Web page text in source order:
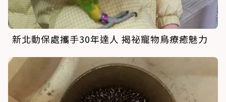
新北動保處攜手30年達人 揭祕寵物鳥療癒魅力